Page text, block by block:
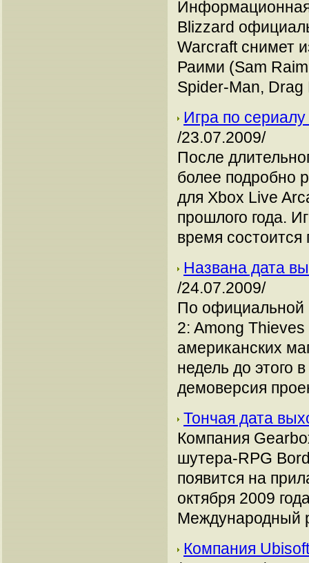
Информационная
Blizzard
Warcraft снимет
Раими (Sam
Spider-Man, Drag
Игра по
/23.07.2009/
После
более подробно
для Xbox Live
прошлого года.
время
Названа дата
/24.07.2009/
По официальной
2: Among
американских
недель до этого
демоверсия
Тончая дата
Компания
шутера-RPG
появится на
октября 2009
Международный
Компания